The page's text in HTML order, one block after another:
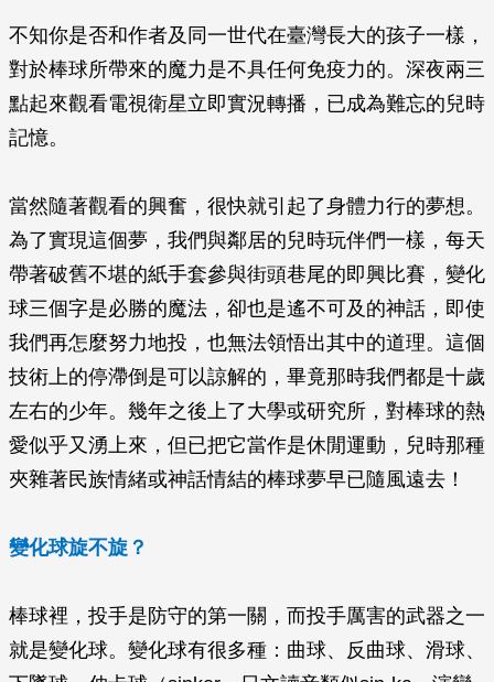
不知你是否和作者及同一世代在臺灣長大的孩子一樣，
對於棒球所帶來的魔力是不具任何免疫力的。深夜兩三
點起來觀看電視衛星立即實況轉播，已成為難忘的兒時
記憶。
當然隨著觀看的興奮，很快就引起了身體力行的夢想。
為了實現這個夢，我們與鄰居的兒時玩伴們一樣，每天
帶著破舊不堪的紙手套參與街頭巷尾的即興比賽，變化
球三個字是必勝的魔法，卻也是遙不可及的神話，即使
我們再怎麼努力地投，也無法領悟出其中的道理。這個
技術上的停滯倒是可以諒解的，畢竟那時我們都是十歲
左右的少年。幾年之後上了大學或研究所，對棒球的熱
愛似乎又湧上來，但已把它當作是休閒運動，兒時那種
夾雜著民族情緒或神話情結的棒球夢早已隨風遠去！
變化球旋不旋？
棒球裡，投手是防守的第一關，而投手厲害的武器之一
就是變化球。變化球有很多種：曲球、反曲球、滑球、